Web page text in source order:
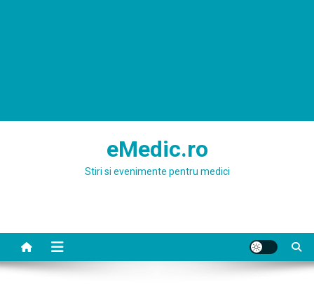
eMedic.ro
Stiri si evenimente pentru medici